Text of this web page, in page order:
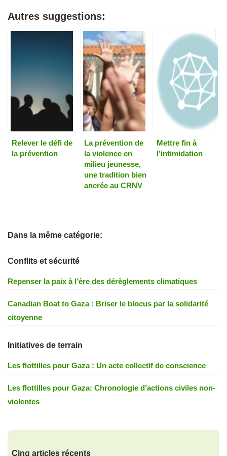
Autres suggestions:
Relever le défi de
la prévention
La prévention de
la violence en
milieu jeunesse,
une tradition bien
ancrée au CRNV
Mettre fin à
l’intimidation
Dans la même catégorie:
Conflits et sécurité
Repenser la paix à l’ère des dérèglements climatiques
Canadian Boat to Gaza : Briser le blocus par la solidarité
citoyenne
Initiatives de terrain
Les flottilles pour Gaza : Un acte collectif de conscience
Les flottilles pour Gaza: Chronologie d’actions civiles non-
violentes
Cinq articles récents